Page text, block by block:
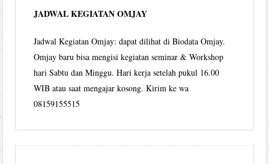
JADWAL KEGIATAN OMJAY
Jadwal Kegiatan Omjay: dapat dilihat di Biodata Omjay.
Omjay baru bisa mengisi kegiatan seminar & Workshop
hari Sabtu dan Minggu. Hari kerja setelah pukul 16.00
WIB atau saat mengajar kosong. Kirim ke wa
08159155515